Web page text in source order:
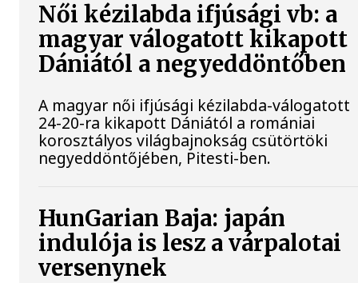
Női kézilabda ifjúsági vb: a
magyar válogatott kikapott
Dániától a negyeddöntőben
A magyar női ifjúsági kézilabda-válogatott
24-20-ra kikapott Dániától a romániai
korosztályos világbajnokság csütörtöki
negyeddöntőjében, Pitesti-ben.
HunGarian Baja: japán
indulója is lesz a várpalotai
versenynek